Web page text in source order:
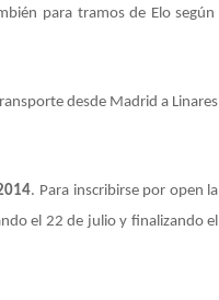
para tramos de Elo según
desde Madrid a Linares
. Para inscribirse por open la
el 22 de julio y finalizando el